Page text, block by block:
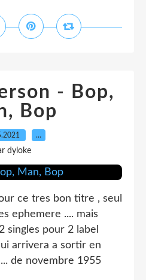
- Bop,
Bop
…
dyloke
ce tres bon titre , seul
ephemere .... mais
pour 2 label
arrivera a sortir en
de novembre 1955